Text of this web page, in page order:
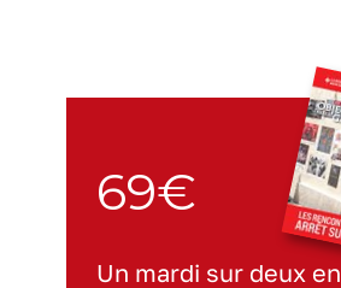
69€
Un mardi sur deux en